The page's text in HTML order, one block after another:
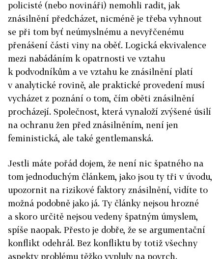
policisté (nebo novináři) nemohli radit, jak
znásilnění předcházet, nicméně je třeba vyhnout
se při tom byť neúmyslnému a nevyřčenému
přenášení části viny na oběť. Logická ekvivalence
mezi nabádáním k opatrnosti ve vztahu
k podvodníkům a ve vztahu ke znásilnění platí
v analytické rovině, ale praktické provedení musí
vycházet z poznání o tom, čím oběti znásilnění
procházejí. Společnost, která vynaloží zvýšené úsilí
na ochranu žen před znásilněním, není jen
feministická, ale také gentlemanská.
Jestli máte pořád dojem, že není nic špatného na
tom jednoduchým článkem, jako jsou ty tři v úvodu,
upozornit na rizikové faktory znásilnění, vidíte to
možná podobně jako já. Ty články nejsou hrozné
a skoro určitě nejsou vedeny špatným úmyslem,
spíše naopak. Přesto je dobře, že se argumentační
konflikt odehrál. Bez konfliktu by totiž všechny
aspekty problému těžko vypluly na povrch.